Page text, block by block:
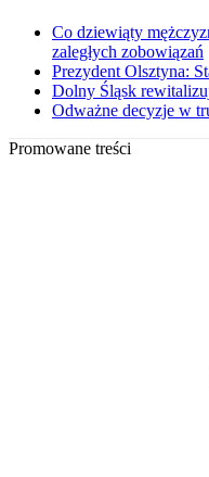
Co dziewiąty
zaległych zobowiązań
Prezydent Olsztyna:
Dolny Śląsk
Odważne decyzje w
Promowane treści